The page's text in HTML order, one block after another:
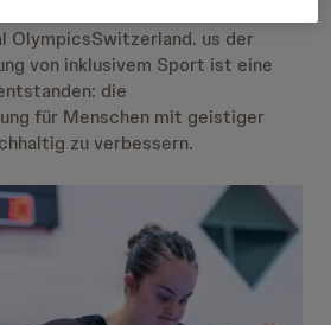
OlympicsSwitzerland. us der
von inklusivem Sport ist eine
die
für Menschen mit geistiger
zu verbessern.